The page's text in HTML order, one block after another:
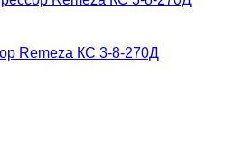
Remeza КС 3-8-270Д